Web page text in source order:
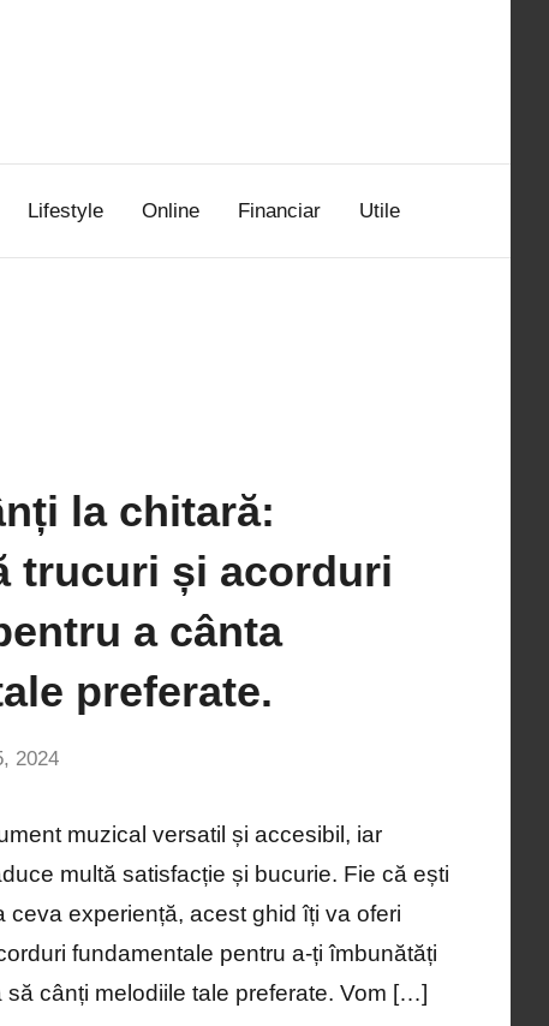
Lifestyle Online Financiar Utile
la chitară:
trucuri și acorduri
a cânta
preferate.
2024
muzical versatil și accesibil, iar
multă satisfacție și bucurie. Fie că ești
ceva experiență, acest ghid îți va oferi
fundamentale pentru a-ți îmbunătăți
să cânți melodiile tale preferate. Vom […]